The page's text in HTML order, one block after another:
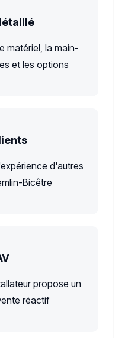
matériel, la main-
et les options
d'autres
Bicêtre
propose un
réactif